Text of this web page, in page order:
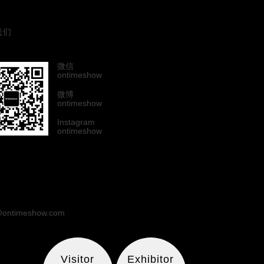
们
微信
ontimeshow
微博
ontimeshow
Instagram
ontimeshow
Visitor Exhibitor